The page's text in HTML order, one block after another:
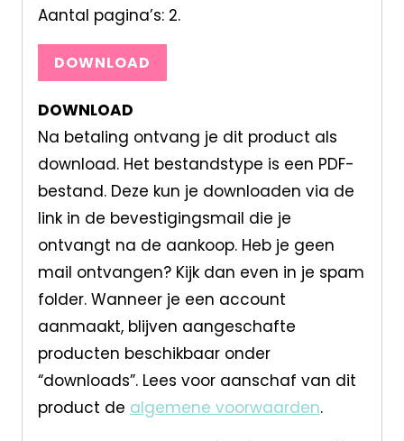
Aantal pagina’s: 2.
DOWNLOAD
DOWNLOAD
Na betaling ontvang je dit product als
download. Het bestandstype is een PDF-
bestand. Deze kun je downloaden via de
link in de bevestigingsmail die je
ontvangt na de aankoop. Heb je geen
mail ontvangen? Kijk dan even in je spam
folder. Wanneer je een account
aanmaakt, blijven aangeschafte
producten beschikbaar onder
“downloads”. Lees voor aanschaf van dit
product de algemene voorwaarden.